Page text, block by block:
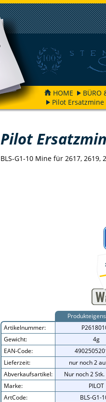
HOME
BÜRO
Pilot Ersatzmine
Pilot
BLS-G1-10 Mine für 2617, 2619,
Artikelnummer:
Gewicht:
4g
EAN-Code:
Lieferzeit:
nur noch 2
Abverkaufsartikel:
Nur noch 2
Marke:
PILOT
ArtCode:
BLS-G1-